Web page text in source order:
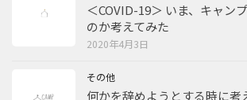
＜COVID-19＞ いま、キャン
のか考えてみた
2020年4月3日
その他
何かを辞めようとする時に考